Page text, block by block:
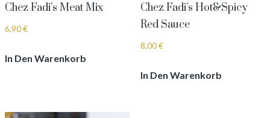
Chez Fadi’s Meat Mix
6,90€
In Den Warenkorb
Chez Fadi’s Hot&Spicy
Red Sauce
8,00€
In Den Warenkorb